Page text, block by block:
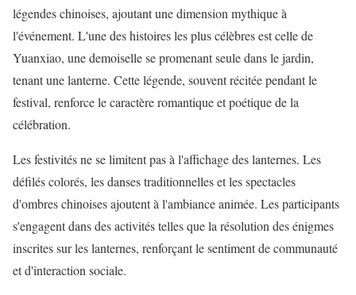
légendes chinoises, ajoutant une dimension mythique à
l'événement. L'une des histoires les plus célèbres est celle de
Yuanxiao, une demoiselle se promenant seule dans le jardin,
tenant une lanterne. Cette légende, souvent récitée pendant le
festival, renforce le caractère romantique et poétique de la
célébration.
Les festivités ne se limitent pas à l'affichage des lanternes. Les
défilés colorés, les danses traditionnelles et les spectacles
d'ombres chinoises ajoutent à l'ambiance animée. Les participants
s'engagent dans des activités telles que la résolution des énigmes
inscrites sur les lanternes, renforçant le sentiment de communauté
et d'interaction sociale.